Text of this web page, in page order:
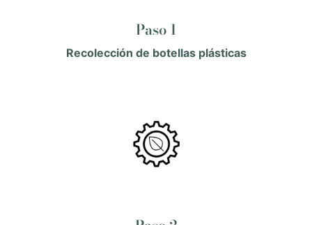
Paso 1
Recolección de botellas plásticas